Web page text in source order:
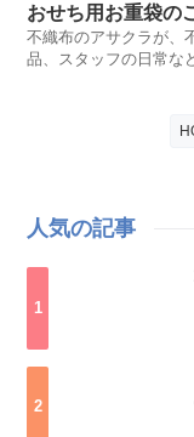
おせち用お重袋の
不織布のアサクラが、
品、スタッフの日常な
人気の記事